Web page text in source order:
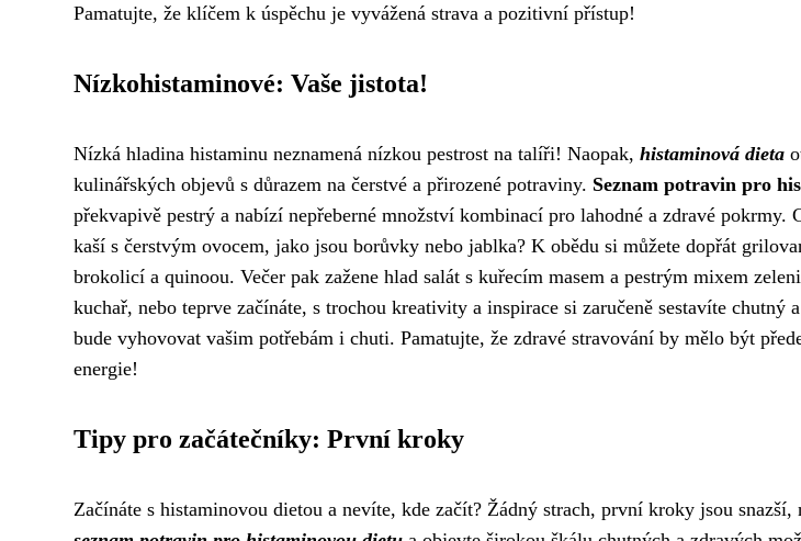
Pamatujte, že klíčem k úspěchu je vyvážená strava a pozitivní přístup!
Nízkohistaminové: Vaše jistota!
Nízká hladina histaminu neznamená nízkou pestrost na talíři! Naopak, histaminová dieta
kulinářských objevů s důrazem na čerstvé a přirozené potraviny. Seznam potravin pro
překvapivě pestrý a nabízí nepřeberné množství kombinací pro lahodné a zdravé pokrmy.
kaší s čerstvým ovocem, jako jsou borůvky nebo jablka? K obědu si můžete dopřát
brokolicí a quinoou. Večer pak zažene hlad salát s kuřecím masem a pestrým mixem
kuchař, nebo teprve začínáte, s trochou kreativity a inspirace si zaručeně sestavíte chutný
bude vyhovovat vašim potřebám i chuti. Pamatujte, že zdravé stravování by mělo být
energie!
Tipy pro začátečníky: První kroky
Začínáte s histaminovou dietou a nevíte, kde začít? Žádný strach, první kroky jsou snazší,